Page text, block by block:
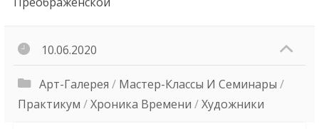
10.06.2020
Арт-Галерея / Мастер-Классы И Семинары /
Практикум /Хроника Времени /Художники